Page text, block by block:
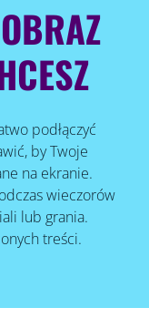
podłączyć
by Twoje
na ekranie.
wieczorów
lub grania.
treści.